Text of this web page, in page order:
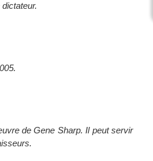
de Gene Sharp. Il peut servir